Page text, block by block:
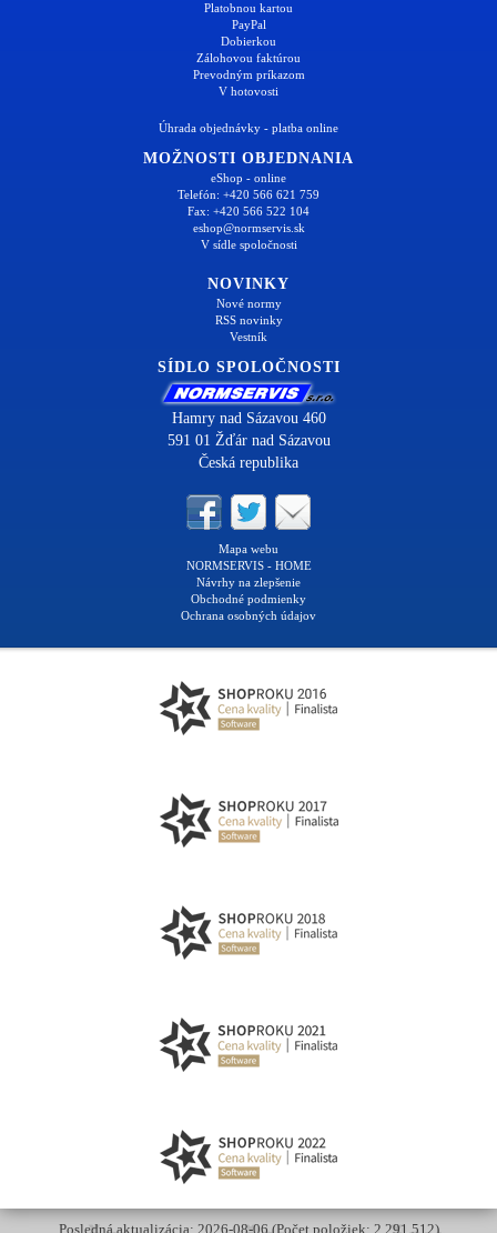
Platobnou kartou
PayPal
Dobierkou
Zálohovou faktúrou
Prevodným príkazom
V hotovosti
Úhrada objednávky - platba online
MOŽNOSTI OBJEDNANIA
eShop - online
Telefón: +420 566 621 759
Fax: +420 566 522 104
eshop@normservis.sk
V sídle spoločnosti
NOVINKY
Nové normy
RSS novinky
Vestník
SÍDLO SPOLOČNOSTI
Hamry nad Sázavou 460
591 01 Žďár nad Sázavou
Česká republika
Mapa webu
NORMSERVIS - HOME
Návrhy na zlepšenie
Obchodné podmienky
Ochrana osobných údajov
Posledná aktualizácia: 2026-08-06 (Počet položiek: 2 291 512)